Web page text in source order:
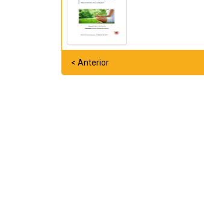
< Anterior